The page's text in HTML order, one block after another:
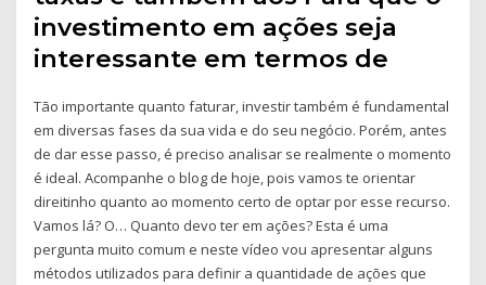
investimento em ações seja
interessante em termos de
Tão importante quanto faturar, investir também é fundamental
em diversas fases da sua vida e do seu negócio. Porém, antes
de dar esse passo, é preciso analisar se realmente o momento
é ideal. Acompanhe o blog de hoje, pois vamos te orientar
direitinho quanto ao momento certo de optar por esse recurso.
Vamos lá? O… Quanto devo ter em ações? Esta é uma
pergunta muito comum e neste vídeo vou apresentar alguns
métodos utilizados para definir a quantidade de ações que